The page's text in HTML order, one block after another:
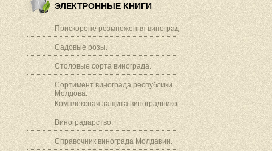
ЭЛЕКТРОННЫЕ КНИГИ
Прискорене розмноження винограду.
Садовые розы.
Столовые сорта винограда.
Сортимент винограда республики
Молдова.
Комплексная защита виноградников.
Виноградарство.
Справочник винограда Молдавии.